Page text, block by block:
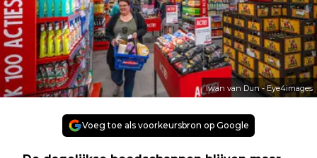
Iwan van Dun - Eye4images
Voeg toe als voorkeursbron op Google